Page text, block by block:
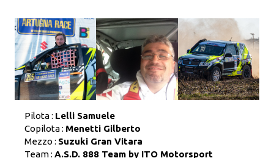
Pilota : Lelli Samuele
Copilota : Menetti Gilberto
Mezzo : Suzuki Gran Vitara
Team : A.S.D. 888 Team by ITO Motorsport